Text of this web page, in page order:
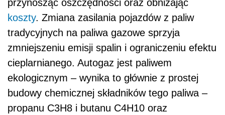
przynosząc oszczędności oraz obniżając
koszty. Zmiana zasilania pojazdów z paliw
tradycyjnych na paliwa gazowe sprzyja
zmniejszeniu emisji spalin i ograniczeniu efektu
cieplarnianego. Autogaz jest paliwem
ekologicznym – wynika to głównie z prostej
budowy chemicznej składników tego paliwa –
propanu C3H8 i butanu C4H10 oraz